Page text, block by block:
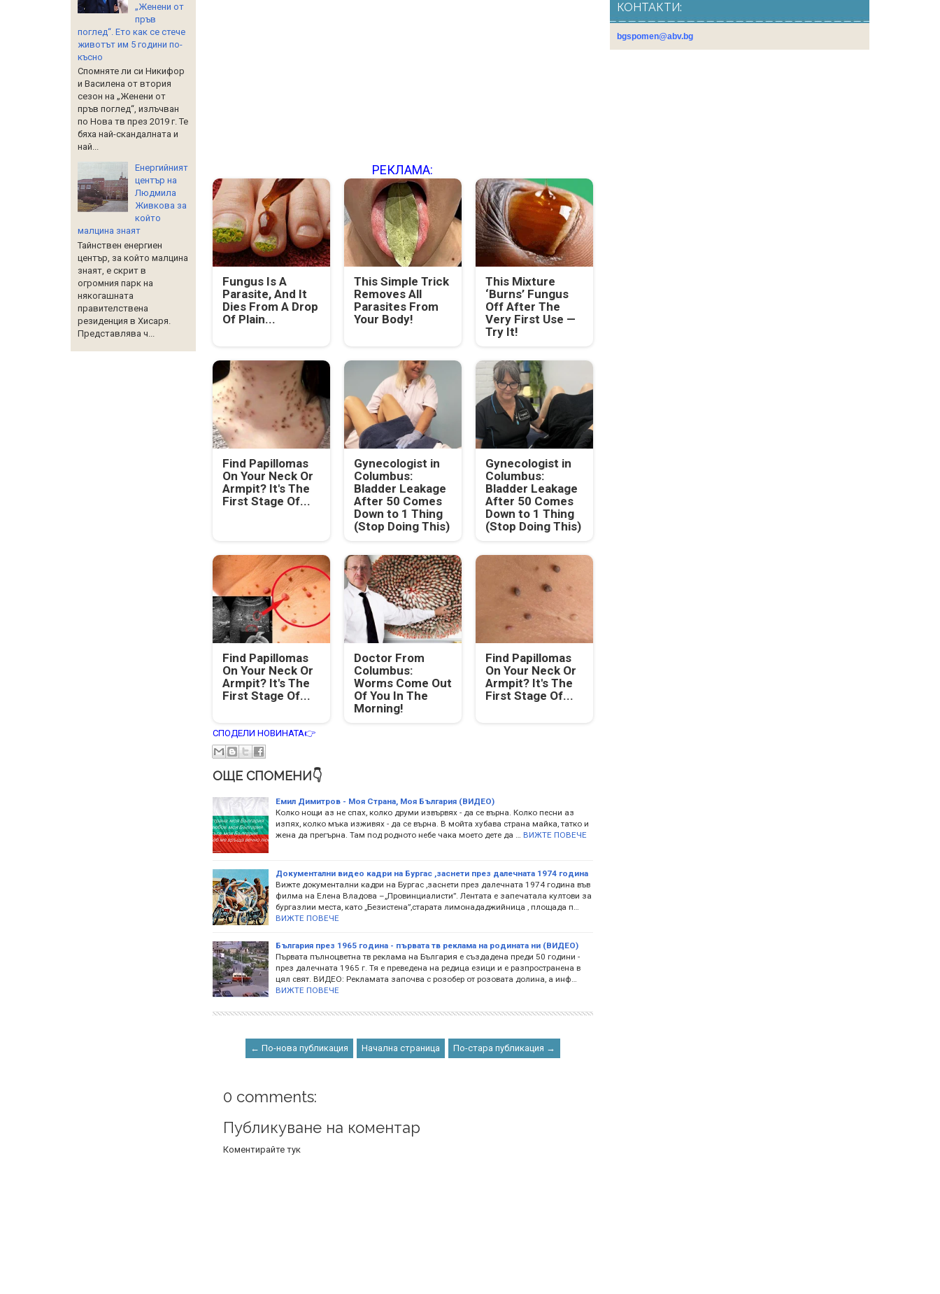
РЕКЛАМА:
Fungus Is A
Parasite, And It
Dies From A Drop
Of Plain...
This Simple Trick
Removes All
Parasites From
Your Body!
This Mixture
‘Burns’ Fungus
Off After The
Very First Use —
Try It!
Find Papillomas
On Your Neck Or
Armpit? It's The
First Stage Of...
Gynecologist in
Columbus:
Bladder Leakage
After 50 Comes
Down to 1 Thing
(Stop Doing This)
Gynecologist in
Columbus:
Bladder Leakage
After 50 Comes
Down to 1 Thing
(Stop Doing This)
Find Papillomas
On Your Neck Or
Armpit? It's The
First Stage Of...
Doctor From
Columbus:
Worms Come Out
Of You In The
Morning!
Find Papillomas
On Your Neck Or
Armpit? It's The
First Stage Of...
СПОДЕЛИ НОВИНАТА👉
ОЩЕ СПОМЕНИ👇
Емил Димитров - Моя Страна, Моя България (ВИДЕО)
Колко нощи аз не спах, колко друми извървях - да се върна. Колко песни аз
изпях, колко мъка изживях - да се върна. В мойта хубава страна майка, татко и
жена да прегърна. Там под родното небе чака моето дете да … ВИЖТЕ ПОВЕЧЕ
Документални видео кадри на Бургас ,заснети през далечната 1974 година
Вижте документални кадри на Бургас ,заснети през далечната 1974 година във
филма на Елена Владова –„Провинциалисти”. Лентата е запечатала култови за
бургазлии места, като „Безистена”,старата лимонададжийница , площада п…
ВИЖТЕ ПОВЕЧЕ
България през 1965 година - първата тв реклама на родината ни (ВИДЕО)
Първата пълноцветна тв реклама на България е създадена преди 50 години -
през далечната 1965 г. Тя е преведена на редица езици и е разпространена в
цял свят. ВИДЕО: Рекламата започва с розобер от розовата долина, а инф…
ВИЖТЕ ПОВЕЧЕ
← По-нова публикация Начална страница По-стара публикация →
0 comments:
Публикуване на коментар
Коментирайте тук
„Женени от
пръв
поглед“. Ето как се стече
животът им 5 години по-
късно
Спомняте ли си Никифор
и Василена от втория
сезон на „Женени от
пръв поглед“, излъчван
по Нова тв през 2019 г. Те
бяха най-скандалната и
най...
Енергийният
център на
Людмила
Живкова за
който
малцина знаят
Тайнствен енергиен
център, за който малцина
знаят, е скрит в
огромния парк на
някогашната
правителствена
резиденция в Хисаря.
Представлява ч...
КОНТАКТИ:
bgspomen@abv.bg